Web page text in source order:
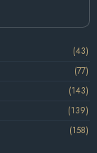
(43)
(77)
(143)
(139)
(158)